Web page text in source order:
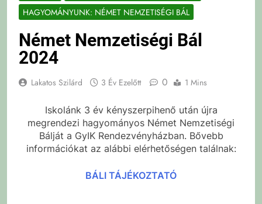
HAGYOMÁNYUNK: NÉMET NEMZETISÉGI BÁL
Német Nemzetiségi Bál
2024
Lakatos Szilárd 3 Év Ezelőtt 0 1 Mins
Iskolánk 3 év kényszerpihenő után újra
megrendezi hagyományos Német Nemzetiségi
Bálját a GyIK Rendezvényházban. Bővebb
információkat az alábbi elérhetőségen találnak:
BÁLI TÁJÉKOZTATÓ